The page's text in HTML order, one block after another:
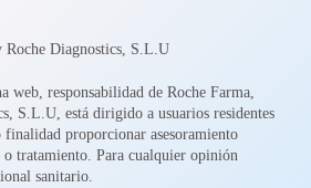
Diagnostics, S.L.U
web, responsabilidad de Roche Farma,
S.L.U, está dirigido a usuarios residentes
finalidad proporcionar asesoramiento
tratamiento. Para cualquier opinión
sanitario.